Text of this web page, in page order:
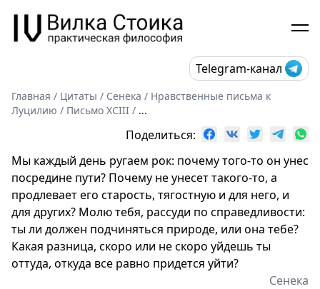
Telegram-канал
Главная / Цитаты / Сенека / Нравственные письма к
Луцилию / Письмо XCIII / ...
Поделиться:
Мы каждый день ругаем рок: почему того-то он унес
посредине пути? Почему не унесет такого-то, а
продлевает его старость, тягостную и для него, и
для других? Молю тебя, рассуди по справедливости:
ты ли должен подчиняться природе, или она тебе?
Какая разница, скоро или не скоро уйдешь ты
оттуда, откуда все равно придется уйти?
Сенека